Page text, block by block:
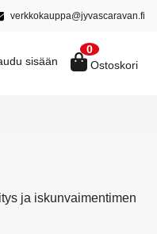
verkkokauppa@jyvascaravan.fi
sisään
0
Ostoskori
ja iskunvaimentimen